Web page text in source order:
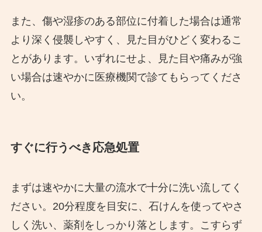
また、傷や湿疹のある部位に付着した場合は通常
より深く侵襲しやすく、見た目がひどく変わるこ
とがあります。いずれにせよ、見た目や痛みが強
い場合は速やかに医療機関で診てもらってくださ
い。
すぐに行うべき応急処置
まずは速やかに大量の流水で十分に洗い流してく
ださい。20分程度を目安に、石けんを使ってやさ
しく洗い、薬剤をしっかり落とします。こすらず